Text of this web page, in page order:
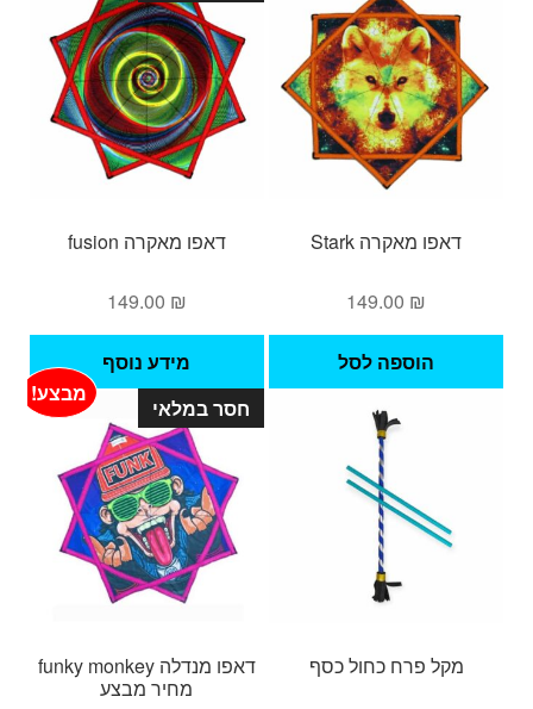
דאפו מאקרה Stark
149.00 ₪
הוספה לסל
דאפו מאקרה fusion
149.00 ₪
מידע נוסף
מקל פרח כחול כסף
חסר במלאי
דאפו מנדלה funky monkey
מחיר מבצע
מבצע!